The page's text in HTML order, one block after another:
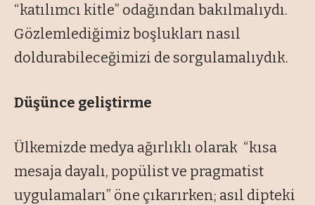
“katılımcı kitle” odağından bakılmalıydı.
Gözlemlediğimiz boşlukları nasıl
doldurabileceğimizi de sorgulamalıydık.
Düşünce geliştirme
Ülkemizde medya ağırlıklı olarak “kısa
mesaja dayalı, popülist ve pragmatist
uygulamaları” öne çıkarırken; asıl dipteki